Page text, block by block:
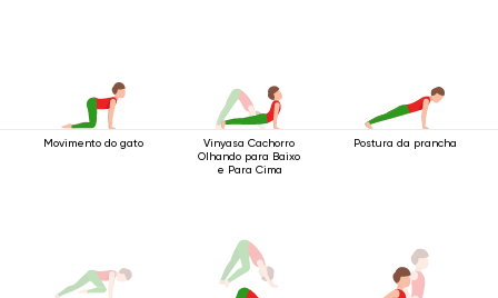
Movimento do gato
Vinyasa Cachorro
Olhando para Baixo
e Para Cima
Postura da prancha